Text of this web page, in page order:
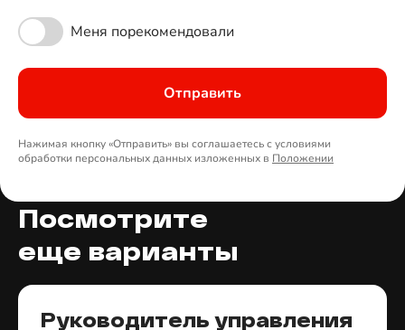
Меня порекомендовали
Отправить
Нажимая кнопку «Отправить» вы соглашаетесь с условиями
обработки персональных данных изложенных в Положении
Посмотрите
еще варианты
Руководитель управления